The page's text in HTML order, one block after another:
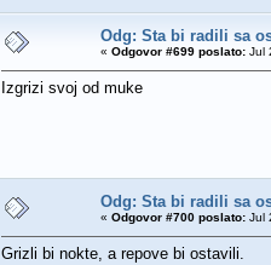
Odg: Sta bi radili sa
« Odgovor #699 poslato:Jul
Izgrizi svoj od muke
Odg: Sta bi radili sa
« Odgovor #700 poslato:Jul
Grizli bi nokte, a repove bi ostavili.